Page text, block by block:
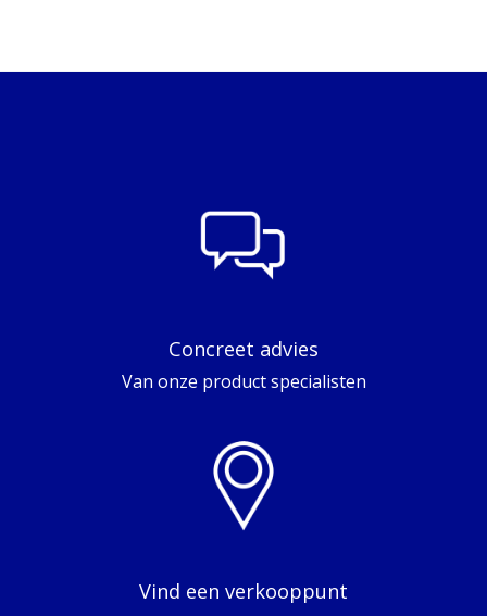
Concreet advies
Van onze product specialisten
Vind een verkooppunt